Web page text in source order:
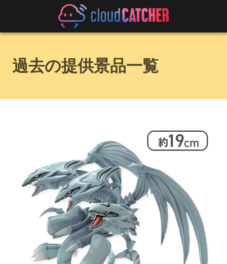
過去の提供景品一覧